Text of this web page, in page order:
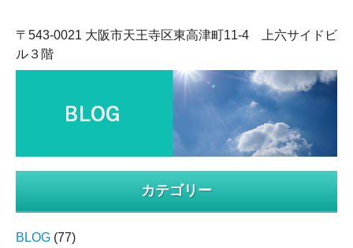
〒543-0021 大阪市天王寺区東高津町11-4 上六サイドビ
ル３階
カテゴリー
BLOG (77)